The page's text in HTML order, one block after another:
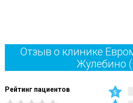
Отзыв о клинике
Жулебино
Рейтинг пациентов